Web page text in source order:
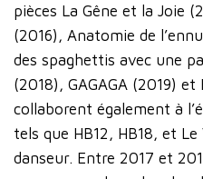
pièces La Gêne et la Joie
(2016), Anatomie de
des spaghettis avec une
(2018), GAGAGA (2019)
collaborent également à
tels que HB12, HB18, et
danseur. Entre 2017 et